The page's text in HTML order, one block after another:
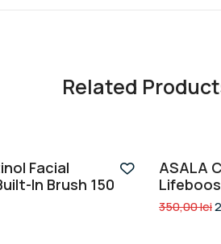
Related
Facial
In Brush 150
-29%
ASALA
350,00lei